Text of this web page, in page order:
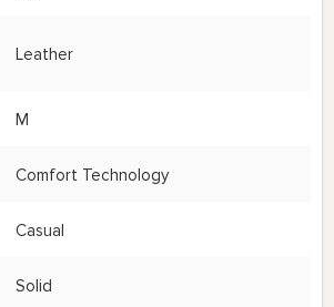
Leather
M
Comfort Technology
Casual
Solid